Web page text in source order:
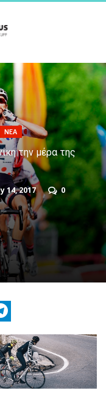
ΝΕΑ
την μέρα της
14, 2017
0